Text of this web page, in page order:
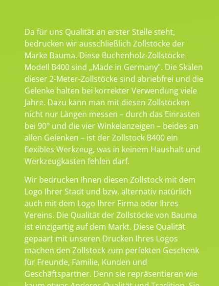
Da für uns Qualität an erster Stelle steht,
bedrucken wir ausschließlich Zollstöcke der
Marke Bauma. Diese Buchenholz-Zollstöcke
Modell B400 sind „Made in Germany“. Die Skalen
dieser 2-Meter-Zollstöcke sind abriebfrei und die
Gelenke halten bei korrekter Verwendung viele
Jahre. Dazu kann man mit diesen Zollstöcken
nicht nur Längen messen – durch das Einrasten
bei 90° und die vier Winkelanzeigen – beides an
allen Gelenken – ist der Zollstock B400 ein
flexibles Werkzeug, was in keinem Haushalt und
Werkzeugkasten fehlen darf.
Wir bedrucken Ihnen diesen Zollstock mit dem
Logo Ihrer Stadt und bzw. alternativ natürlich
auch mit dem Logo Ihrer Firma oder Ihres
Vereins. Die Qualität der Zollstöcke von Bauma
ist einzigartig auf dem Markt. Diese Qualität
gepaart mit unseren Drucken Ihres Logos
machen den Zollstock zum perfekten Geschenk
für Freunde, Familie, Kunden und
Geschäftspartner. Denn sie repräsentieren wie